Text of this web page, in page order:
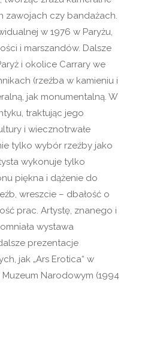
zawojach czy bandażach.
w 1976 w Paryżu,
i marszandów. Dalsze
i okolice Carrary we
(rzeźba w kamieniu i
jak monumentalną. W
traktując jego
i wiecznotrwałe
tylko wybór rzeźby jako
wykonuje tylko
piękna i dążenie do
wreszcie – dbałość o
prac. Artystę, znanego i
wystawa
prezentacje
jak „Ars Erotica“ w
Muzeum Narodowym (1994